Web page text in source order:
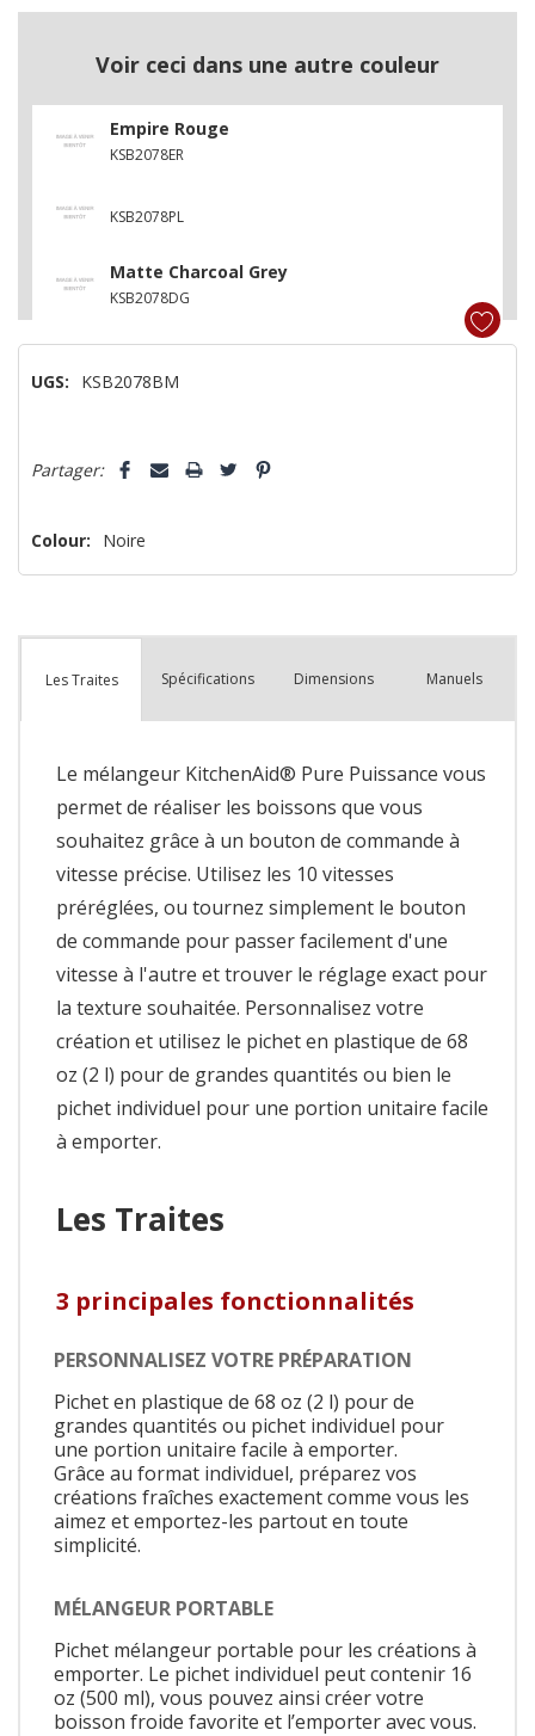
Voir ceci dans une autre couleur
Empire Rouge
KSB2078ER
KSB2078PL
Matte Charcoal Grey
KSB2078DG
UGS: KSB2078BM
vous!
n’en
reste
que
Partager:
Colour: Noire
Les Traites Spécifications Dimensions Manuels
Le mélangeur KitchenAid® Pure Puissance vous
permet de réaliser les boissons que vous
souhaitez grâce à un bouton de commande à
vitesse précise. Utilisez les 10 vitesses
préréglées, ou tournez simplement le bouton
de commande pour passer facilement d'une
vitesse à l'autre et trouver le réglage exact pour
la texture souhaitée. Personnalisez votre
création et utilisez le pichet en plastique de 68
oz (2 l) pour de grandes quantités ou bien le
pichet individuel pour une portion unitaire facile
à emporter.
Les Traites
3 principales fonctionnalités
PERSONNALISEZ VOTRE PRÉPARATION
Pichet en plastique de 68 oz (2 l) pour de
grandes quantités ou pichet individuel pour
une portion unitaire facile à emporter.
Grâce au format individuel, préparez vos
créations fraîches exactement comme vous les
aimez et emportez-les partout en toute
simplicité.
MÉLANGEUR PORTABLE
Pichet mélangeur portable pour les créations à
emporter. Le pichet individuel peut contenir 16
oz (500 ml), vous pouvez ainsi créer votre
boisson froide favorite et l’emporter avec vous.